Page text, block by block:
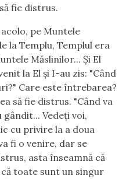
fie distrus.
pe Muntele
la Templu, Templul era
Măslinilor... Şi El
la El şi I-au zis: "Când
Care este întrebarea?
să fie distrus. "Când va
Vedeţi voi,
cu privire la a doua
fi o venire, dar se
asta înseamnă că
că toate sunt un singur